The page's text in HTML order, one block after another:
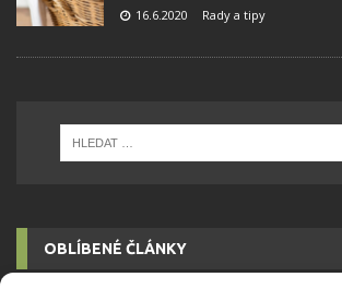
16.6.2020 Rady a tipy
OBLÍBENÉ ČLÁNKY